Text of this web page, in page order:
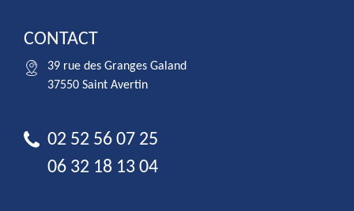
CONTACT
39 rue des Granges Galand
37550 Saint Avertin
02 52 56 07 25
06 32 18 13 04